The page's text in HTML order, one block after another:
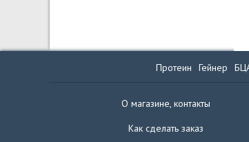
Протеин Гейнер
О магазине, контакты
Как сделать заказ